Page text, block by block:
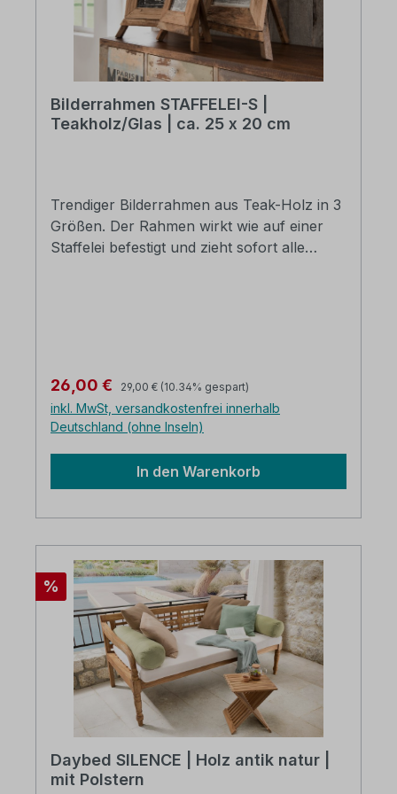
Bilderrahmen STAFFELEI-S |
Teakholz/Glas | ca. 25 x 20 cm
Trendiger Bilderrahmen aus Teak-Holz in 3
Größen. Der Rahmen wirkt wie auf einer
Staffelei befestigt und zieht sofort alle
Holz-Unikate B/H: ca. 25 x 20 cm
(Abbildung Mitte) Die Lieferung erfolgt
verpackt
Verkaufspreis:
26,00 € Regulärer Preis:
29,00 € (10.34% gespart)
inkl. MwSt, versandkostenfrei innerhalb
Deutschland (ohne Inseln)
In den Warenkorb
Rabatt
%
Daybed SILENCE | Holz antik natur |
mit Polstern